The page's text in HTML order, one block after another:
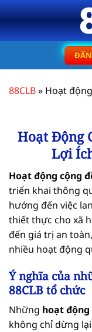
Bỏ
nội
88CLB» Hoạt
Hoạt Động
Lợi
Hoạt động cộng
triển khai thông
hướng đến việc
thiết thực cho xã
đến giá trị an
nhiều hoạt động
Ý nghĩa của
88CLB tổ chức
Những hoạt động
không chỉ dừng